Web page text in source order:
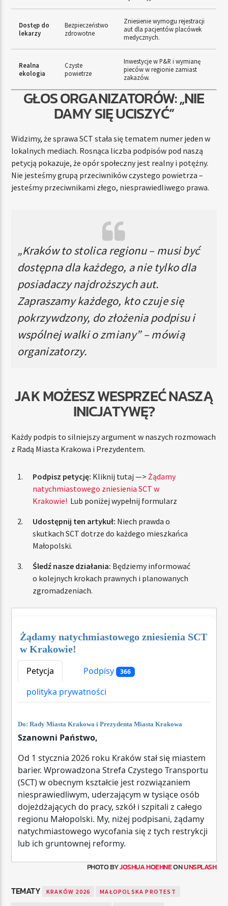
Dostęp do
lekarzy
Bezpieczeństwo
zdrowotne
Zniesienie wymogu rejestracji
aut dla pacjentów placówek
medycznych.
Realna
ekologia
Czyste
powietrze
Inwestycje w P&R i wymianę
pieców w regionie zamiast
zakazów.
GŁOS ORGANIZATORÓW: „NIE
DAMY SIĘ UCISZYĆ”
Widzimy, że sprawa SCT stała się tematem numer jeden w
lokalnych mediach. Rosnąca liczba podpisów pod naszą
petycją pokazuje, że opór społeczny jest realny i potężny.
Nie jesteśmy grupą przeciwników czystego powietrza –
jesteśmy przeciwnikami złego, niesprawiedliwego prawa.
„Kraków to stolica regionu – musi być
dostępna dla każdego, a nie tylko dla
posiadaczy najdroższych aut.
Zapraszamy każdego, kto czuje się
pokrzywdzony, do złożenia podpisu i
wspólnej walki o zmiany” – mówią
organizatorzy.
JAK MOŻESZ WESPRZEĆ NASZĄ
INICJATYWĘ?
Każdy podpis to silniejszy argument w naszych rozmowach
z Radą Miasta Krakowa i Prezydentem.
Podpisz petycję: Kliknij tutaj —> Żądamy
natychmiastowego zniesienia SCT w
Krakowie! Lub poniżej wypełnij formularz
Udostępnij ten artykuł: Niech prawda o
skutkach SCT dotrze do każdego mieszkańca
Małopolski.
Śledź nasze działania: Będziemy informować
o kolejnych krokach prawnych i planowanych
zgromadzeniach.
PHOTO BYJOSHUA HOEHNEONUNSPLASH
TEMATY KRAKÓW 2026 MAŁOPOLSKA PROTEST